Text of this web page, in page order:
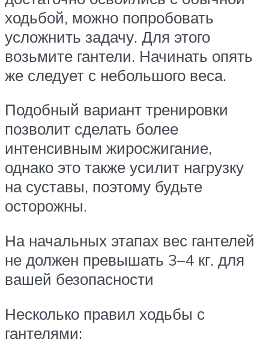
ходьбой, можно попробовать
усложнить задачу. Для этого
возьмите гантели. Начинать опять
же следует с небольшого веса.
Подобный вариант тренировки
позволит сделать более
интенсивным жиросжигание,
однако это также усилит нагрузку
на суставы, поэтому будьте
осторожны.
На начальных этапах вес гантелей
не должен превышать 3–4 кг. для
вашей безопасности
Несколько правил ходьбы с
гантелями: